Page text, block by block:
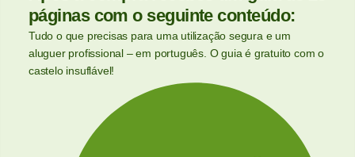
páginas com o seguinte conteúdo:
Tudo o que precisas para uma utilização segura e um
aluguer profissional – em português. O guia é gratuito com o
castelo insuflável!